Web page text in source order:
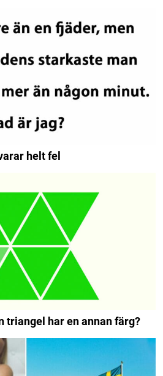
helt fel
triangel har en annan färg?